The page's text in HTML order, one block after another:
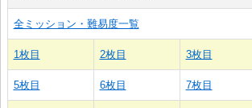
全ミッション・難易度一覧
1枚目 2枚目 3枚目
5枚目 6枚目 7枚目